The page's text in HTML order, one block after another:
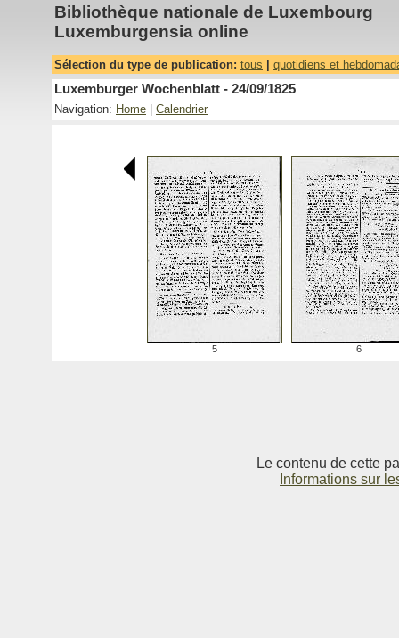
Bibliothèque nationale de Luxembourg
Luxemburgensia online
Sélection du type de publication: tous quotidiens et
Luxemburger Wochenblatt - 24/09/1825
Navigation: Home Calendrier
5 6
Le contenu de cette
Informations sur